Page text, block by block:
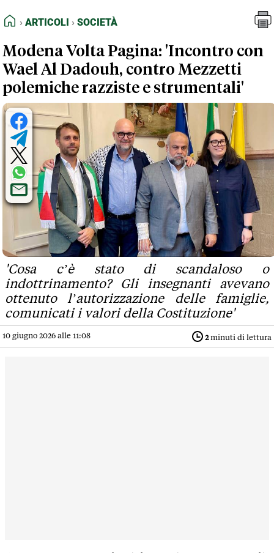
FEED RSS
NORMATIVE DEONTOLOGICHE
TERMINI e CONDIZIONI
HOME
ARTICOLI SOCIETÀ
Modena Volta Pagina: 'Incontro con
Wael Al Dadouh, contro Mezzetti
polemiche razziste e strumentali'
'Cosa c’è stato di scandaloso o
indottrinamento? Gli insegnanti avevano
ottenuto l’autorizzazione delle famiglie,
comunicati i valori della Costituzione'
10 giugno 2026 alle 11:08 2minuti di lettura